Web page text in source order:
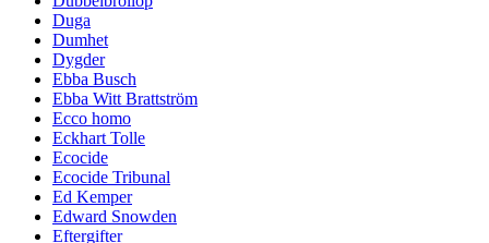
Duga
Dumhet
Dygder
Ebba Busch
Ebba Witt Brattström
Ecco homo
Eckhart Tolle
Ecocide
Ecocide Tribunal
Ed Kemper
Edward Snowden
Eftergifter